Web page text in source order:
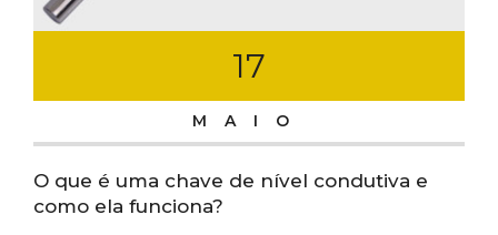
17
MAIO
O que é uma chave de nível condutiva e
como ela funciona?